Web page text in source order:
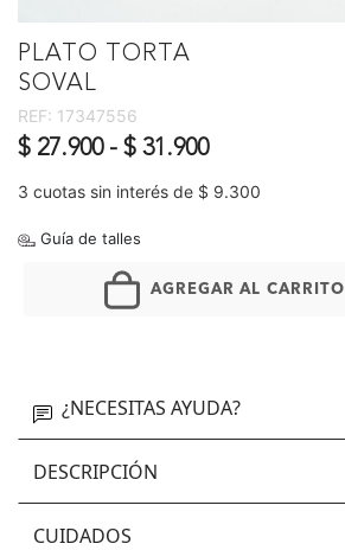
PLATO TORTA
SOVAL
REF: 17347556
$ 27.900 - $ 31.900
3 cuotas sin interés de $ 9.300
Guía de talles
AGREGAR AL CARRITO
¿NECESITAS AYUDA?
DESCRIPCIÓN
CUIDADOS